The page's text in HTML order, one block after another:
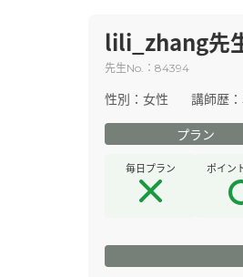
lili_zhang先
先生No. ： 84394
性別： 女性 講師歴：
プラン
毎日プラン ポイン